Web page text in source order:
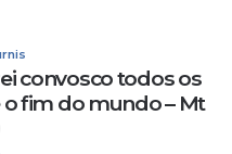
convosco todos os
o fim do mundo – Mt